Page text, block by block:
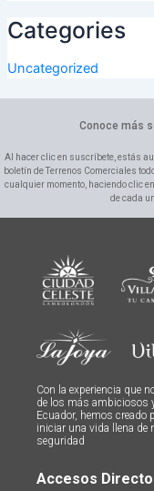
Categories
Uncategorized
Conoce más
Al hacer clic en suscríbete, estás
boletín de Terrenos Comerciales
cualquier momento, haciendo clic
de cada
Con la experiencia que
de los más ambiciosos
Ecuador, hemos creado
iniciar una vida llena de
seguridad
Accesos